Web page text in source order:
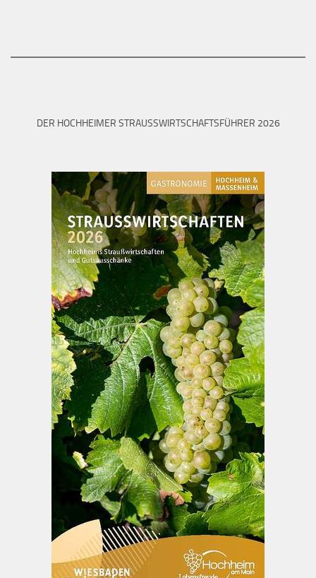
DER HOCHHEIMER STRAUSSWIRTSCHAFTSFÜHRER 2026